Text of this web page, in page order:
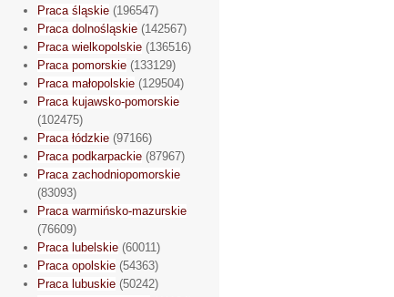
Praca śląskie (196547)
Praca dolnośląskie (142567)
Praca wielkopolskie (136516)
Praca pomorskie (133129)
Praca małopolskie (129504)
Praca kujawsko-pomorskie
(102475)
Praca łódzkie (97166)
Praca podkarpackie (87967)
Praca zachodniopomorskie
(83093)
Praca warmińsko-mazurskie
(76609)
Praca lubelskie (60011)
Praca opolskie (54363)
Praca lubuskie (50242)